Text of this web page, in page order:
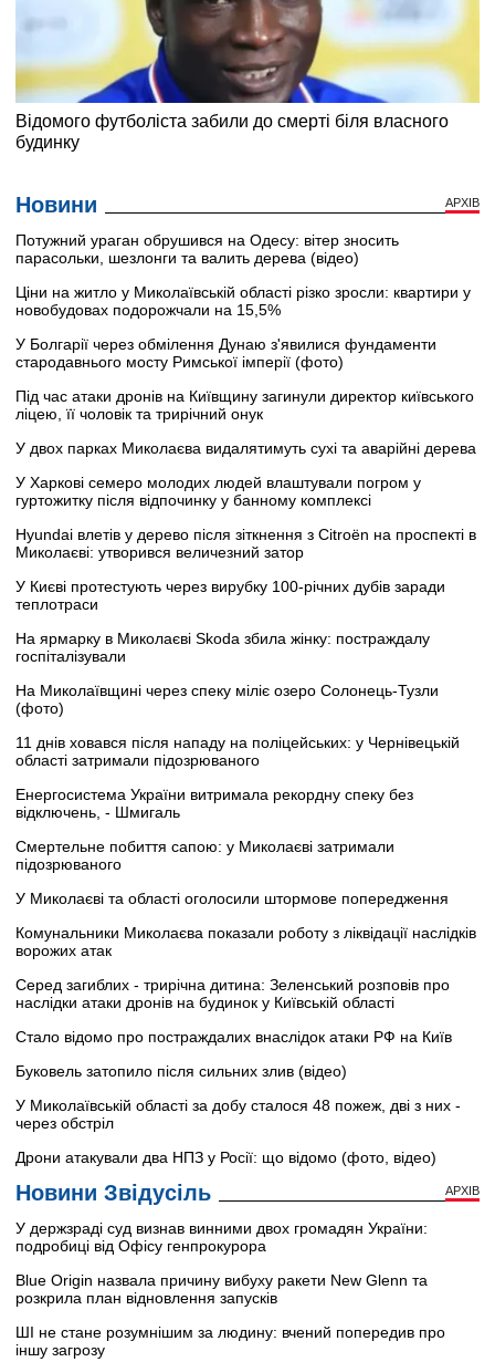
Новини АРХІВ
Потужний ураган обрушився на Одесу: вітер зносить
парасольки, шезлонги та валить дерева (відео)
Ціни на житло у Миколаївській області різко зросли: квартири у
новобудовах подорожчали на 15,5%
У Болгарії через обмілення Дунаю з'явилися фундаменти
стародавнього мосту Римської імперії (фото)
Під час атаки дронів на Київщину загинули директор київського
ліцею, її чоловік та трирічний онук
У двох парках Миколаєва видалятимуть сухі та аварійні дерева
У Харкові семеро молодих людей влаштували погром у
гуртожитку після відпочинку у банному комплексі
Hyundai влетів у дерево після зіткнення з Citroën на проспекті в
Миколаєві: утворився величезний затор
У Києві протестують через вирубку 100-річних дубів заради
теплотраси
На ярмарку в Миколаєві Skoda збила жінку: постраждалу
госпіталізували
На Миколаївщині через спеку міліє озеро Солонець-Тузли
(фото)
11 днів ховався після нападу на поліцейських: у Чернівецькій
області затримали підозрюваного
Енергосистема України витримала рекордну спеку без
відключень, - Шмигаль
Смертельне побиття сапою: у Миколаєві затримали
підозрюваного
У Миколаєві та області оголосили штормове попередження
Комунальники Миколаєва показали роботу з ліквідації наслідків
ворожих атак
Серед загиблих - трирічна дитина: Зеленський розповів про
наслідки атаки дронів на будинок у Київській області
Стало відомо про постраждалих внаслідок атаки РФ на Київ
Буковель затопило після сильних злив (відео)
У Миколаївській області за добу сталося 48 пожеж, дві з них -
через обстріл
Дрони атакували два НПЗ у Росії: що відомо (фото, відео)
Новини Звідусіль АРХІВ
У держзраді суд визнав винними двох громадян України:
подробиці від Офісу генпрокурора
Blue Origin назвала причину вибуху ракети New Glenn та
розкрила план відновлення запусків
ШІ не стане розумнішим за людину: вчений попередив про
іншу загрозу